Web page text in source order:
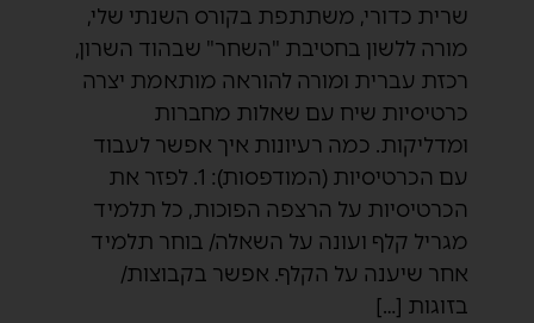
שרית כדורי, משתתפת בקורס השנתי שלי,
מורה ללשון בחטיבת "השחר" שבהוד השרון,
רכזת עברית ומורה להוראה מותאמת יצרה
כרטיסיות שיח עם שאלות מחברות
ומדליקות. כמה רעיונות איך אפשר לעבוד
עם הכרטיסיות (המודפסות): 1. לפזר את
הכרטיסיות על הרצפה הפוכות, כל תלמיד
מגריל קלף ועונה על השאלה/ בוחר תלמיד
אחר שיענה על הקלף. אפשר בקבוצות/
בזוגות […]